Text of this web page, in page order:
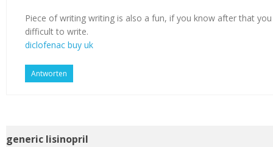
Piece of writing writing is also a fun, if you know after that
difficult to write.
diclofenac buy uk
Antworten
generic lisinopril